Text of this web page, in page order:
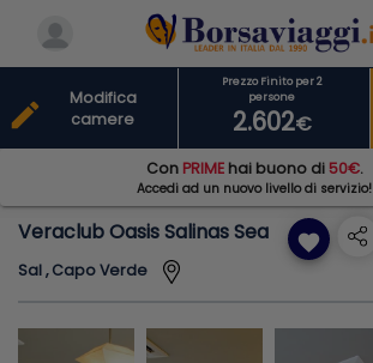
Veraclub Oasis Salinas Sea favorite
Sal , Capo Verde
Prezzo Finito per 2
persone
2.602€
edit
Modifica
camere
Con PRIMEhai buono di50€.
Accedi ad un nuovo livello di servizio!